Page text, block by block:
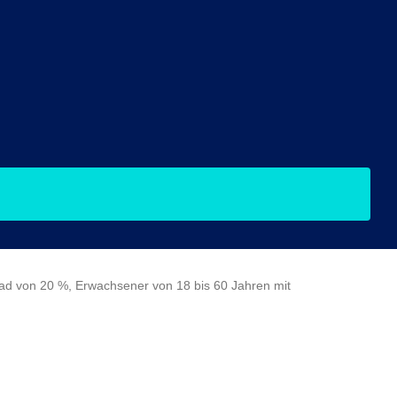
von 20 %, Erwachsener von 18 bis 60 Jahren mit